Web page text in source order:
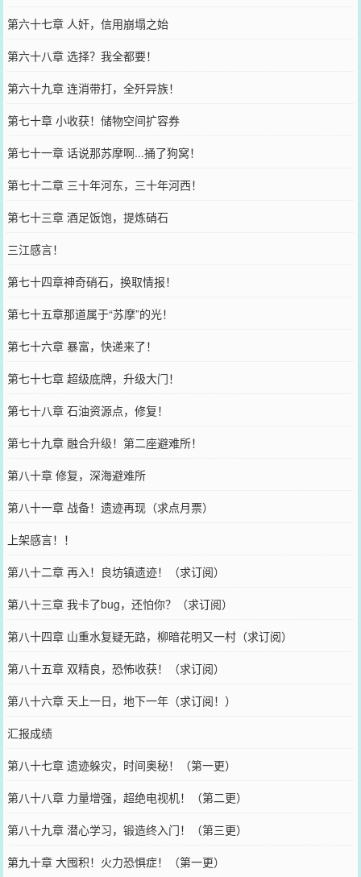
第六十七章 人奸，信用崩塌之始
第六十八章 选择？我全都要！
第六十九章 连消带打，全歼异族！
第七十章 小收获！储物空间扩容券
第七十一章 话说那苏摩啊...捅了狗窝！
第七十二章 三十年河东，三十年河西！
第七十三章 酒足饭饱，提炼硝石
三江感言！
第七十四章神奇硝石，换取情报！
第七十五章那道属于“苏摩”的光！
第七十六章 暴富，快递来了！
第七十七章 超级底牌，升级大门！
第七十八章 石油资源点，修复！
第七十九章 融合升级！第二座避难所！
第八十章 修复，深海避难所
第八十一章 战备！遗迹再现（求点月票）
上架感言！！
第八十二章 再入！良坊镇遗迹！（求订阅）
第八十三章 我卡了bug，还怕你？（求订阅）
第八十四章 山重水复疑无路，柳暗花明又一村（求订阅）
第八十五章 双精良，恐怖收获！（求订阅）
第八十六章 天上一日，地下一年（求订阅！）
汇报成绩
第八十七章 遗迹躲灾，时间奥秘！（第一更）
第八十八章 力量增强，超绝电视机！（第二更）
第八十九章 潜心学习，锻造终入门！（第三更）
第九十章 大囤积！火力恐惧症！（第一更）